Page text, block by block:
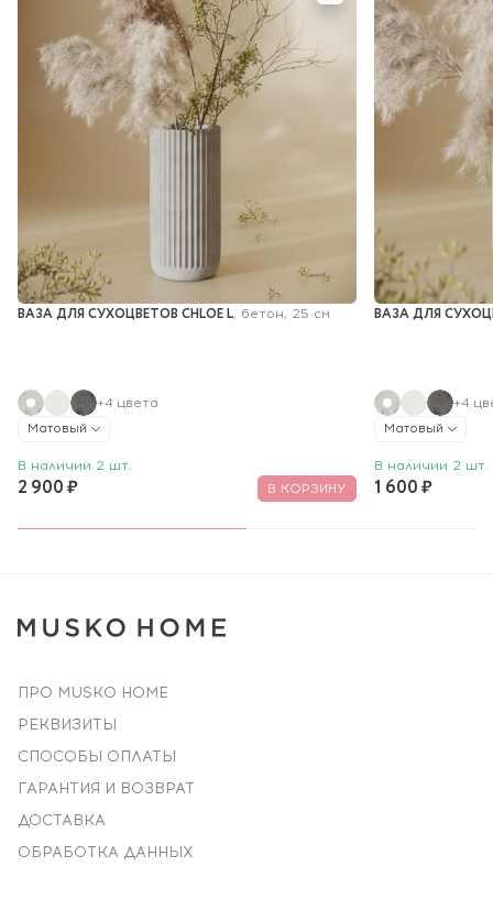
ВАЗА ДЛЯ СУХОЦВЕТОВ CHLOE L, бетон, 25 см
+4 цвета
Матовый
В наличии 2 шт.
2 900 ₽ В КОРЗИНУ
ВАЗА ДЛЯ
+4
Матовый
В наличии 2 шт.
1 600 ₽
ПРО MUSKO HOME
РЕКВИЗИТЫ
СПОСОБЫ ОПЛАТЫ
ГАРАНТИЯ И ВОЗВРАТ
ДОСТАВКА
ОБРАБОТКА ДАННЫХ